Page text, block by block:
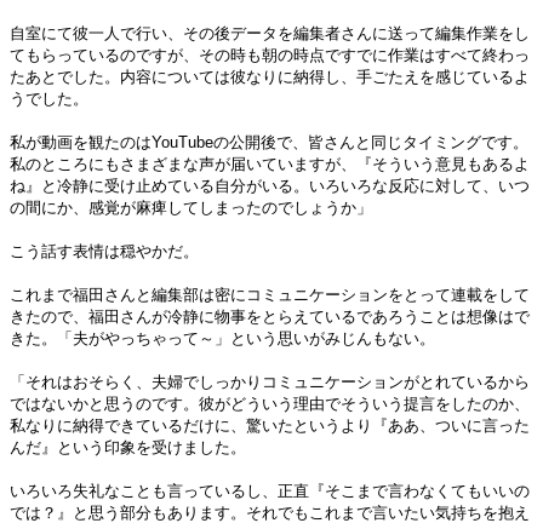
自室にて彼一人で行い、その後データを編集者さんに送って編集作業をし
てもらっているのですが、その時も朝の時点ですでに作業はすべて終わっ
たあとでした。内容については彼なりに納得し、手ごたえを感じているよ
うでした。
私が動画を観たのはYouTubeの公開後で、皆さんと同じタイミングです。
私のところにもさまざまな声が届いていますが、『そういう意見もあるよ
ね』と冷静に受け止めている自分がいる。いろいろな反応に対して、いつ
の間にか、感覚が麻痺してしまったのでしょうか」
こう話す表情は穏やかだ。
これまで福田さんと編集部は密にコミュニケーションをとって連載をして
きたので、福田さんが冷静に物事をとらえているであろうことは想像はで
きた。「夫がやっちゃって～」という思いがみじんもない。
「それはおそらく、夫婦でしっかりコミュニケーションがとれているから
ではないかと思うのです。彼がどういう理由でそういう提言をしたのか、
私なりに納得できているだけに、驚いたというより『ああ、ついに言った
んだ』という印象を受けました。
いろいろ失礼なことも言っているし、正直『そこまで言わなくてもいいの
では？』と思う部分もあります。それでもこれまで言いたい気持ちを抱え